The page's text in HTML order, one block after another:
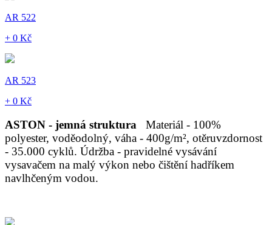
AR 522
+ 0 Kč
AR 523
+ 0 Kč
ASTON - jemná struktura
Materiál - 100%
polyester, voděodolný, váha - 400g/m², otěruvzdornost
- 35.000 cyklů. Údržba - pravidelné vysávání
vysavačem na malý výkon nebo čištění hadříkem
navlhčeným vodou.